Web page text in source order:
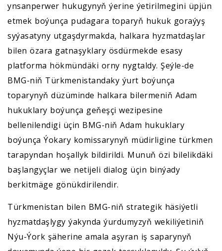
ynsanperwer hukugynyň ýerine ýetirilmegini üpjün
etmek boýunça pudagara toparyň hukuk goraýyş
syýasatyny utgaşdyrmakda, halkara hyzmatdaşlar
bilen özara gatnaşyklary ösdürmekde esasy
platforma hökmündäki orny nygtaldy. Şeýle-de
BMG-niň Türkmenistandaky ýurt boýunça
toparynyň düzüminde halkara bilermeniň Adam
hukuklary boýunça geňeşçi wezipesine
bellenilendigi üçin BMG-niň Adam hukuklary
boýunça Ýokary komissarynyň müdirligine türkmen
tarapyndan hoşallyk bildirildi. Munuň özi bilelikdäki
başlangyçlar we netijeli dialog üçin binýady
berkitmäge gönükdirilendir.
Türkmenistan bilen BMG-niň strategik häsiýetli
hyzmatdaşlygy ýakynda ýurdumyzyň wekiliýetiniň
Nýu-Ýork şäherine amala aşyran iş saparynyň